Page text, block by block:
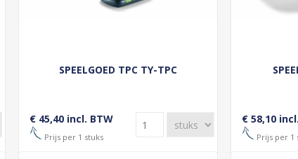
SPEELGOED TPC TY-TPC
€ 45,40 incl. BTW
Prijs per 1 stuks
€ 58,10
Prijs per 1